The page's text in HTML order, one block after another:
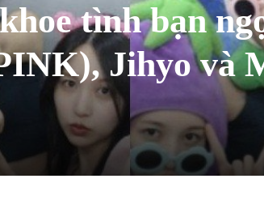
tình bạn
Jihyo và